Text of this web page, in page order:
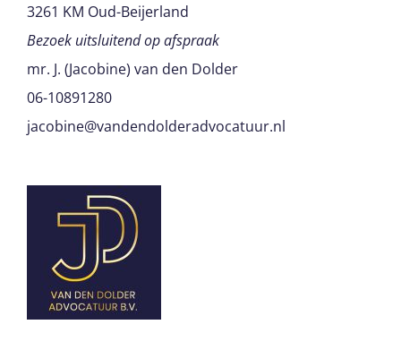
3261 KM Oud-Beijerland
Bezoek uitsluitend op afspraak
mr. J. (Jacobine) van den Dolder
06-10891280
jacobine@vandendolderadvocatuur.nl